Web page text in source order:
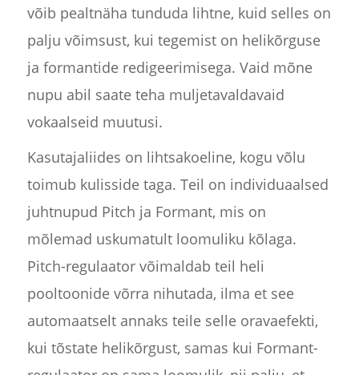
võib pealtnäha tunduda lihtne, kuid selles on
palju võimsust, kui tegemist on helikõrguse
ja formantide redigeerimisega. Vaid mõne
nupu abil saate teha muljetavaldavaid
vokaalseid muutusi.
Kasutajaliides on lihtsakoeline, kogu võlu
toimub kulisside taga. Teil on individuaalsed
juhtnupud Pitch ja Formant, mis on
mõlemad uskumatult loomuliku kõlaga.
Pitch-regulaator võimaldab teil heli
pooltoonide võrra nihutada, ilma et see
automaatselt annaks teile selle oravaefekti,
kui tõstate helikõrgust, samas kui Formant-